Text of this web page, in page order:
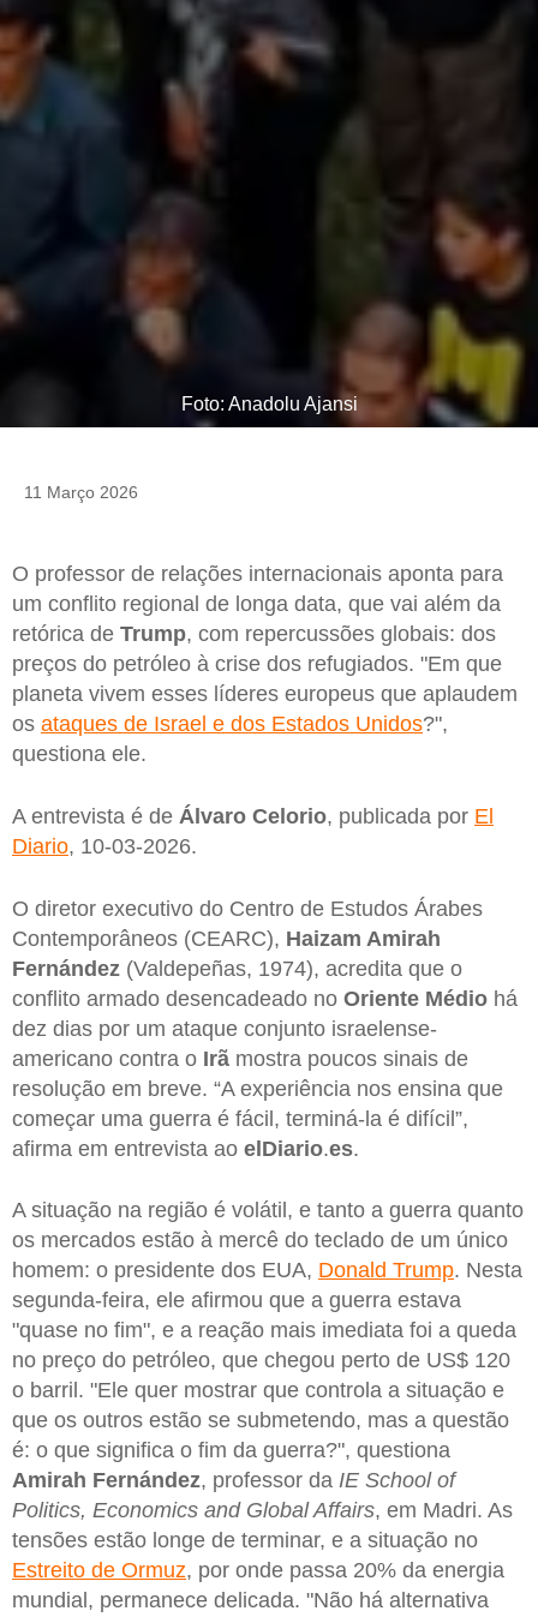
Foto: Anadolu Ajansi
11 Março 2026
O professor de relações internacionais aponta para
um conflito regional de longa data, que vai além da
retórica de Trump, com repercussões globais: dos
preços do petróleo à crise dos refugiados. "Em que
planeta vivem esses líderes europeus que aplaudem
os ataques de Israel e dos Estados Unidos?",
questiona ele.
A entrevista é de Álvaro Celorio, publicada por El
Diario, 10-03-2026.
O diretor executivo do Centro de Estudos Árabes
Contemporâneos (CEARC), Haizam Amirah
Fernández (Valdepeñas, 1974), acredita que o
conflito armado desencadeado no Oriente Médio há
dez dias por um ataque conjunto israelense-
americano contra o Irã mostra poucos sinais de
resolução em breve. “A experiência nos ensina que
começar uma guerra é fácil, terminá-la é difícil”,
afirma em entrevista ao elDiario.es.
A situação na região é volátil, e tanto a guerra quanto
os mercados estão à mercê do teclado de um único
homem: o presidente dos EUA, Donald Trump. Nesta
segunda-feira, ele afirmou que a guerra estava
"quase no fim", e a reação mais imediata foi a queda
no preço do petróleo, que chegou perto de US$ 120
o barril. "Ele quer mostrar que controla a situação e
que os outros estão se submetendo, mas a questão
é: o que significa o fim da guerra?", questiona
Amirah Fernández, professor da IE School of
Politics, Economics and Global Affairs, em Madri. As
tensões estão longe de terminar, e a situação no
Estreito de Ormuz, por onde passa 20% da energia
mundial, permanece delicada. "Não há alternativa